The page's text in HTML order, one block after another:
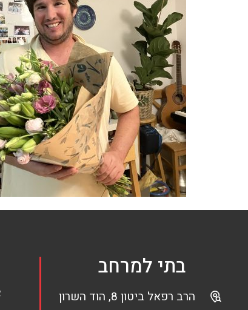
בתי למרחב
הרב רפאל ביטון 8, הוד השרון